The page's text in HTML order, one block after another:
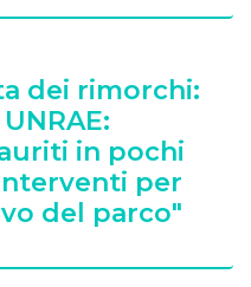
dei rimorchi:
in pochi
per
del parco"